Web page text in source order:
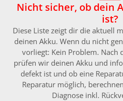
Nicht sicher, ob dein
ist?
Diese Liste zeigt dir die aktuell
deinen Akku. Wenn du nicht
vorliegt: Kein Problem. Nach
prüfen wir deinen Akku und
defekt ist und ob eine
Reparatur möglich,
Diagnose inkl.